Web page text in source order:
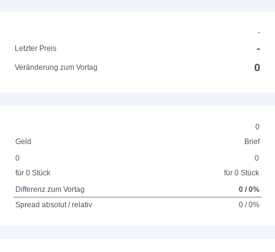
-
Letzter Preis
-
Veränderung zum Vortag 0
0
Geld
Brief
0
für 0 Stück
0
für 0 Stück
Differenz zum Vortag
0 / 0%
Spread absolut / relativ
0 / 0%